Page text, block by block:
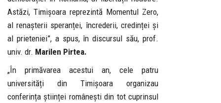
Astăzi, Timișoara reprezintă Momentul Zero,
al renașterii speranței, încrederii, credinței și
al prieteniei”, a spus, în discursul său, prof.
univ. dr. Marilen Pirtea.
„În primăvarea acestui an, cele patru
universități din Timișoara organizau
conferința științei românești din tot cuprinsul